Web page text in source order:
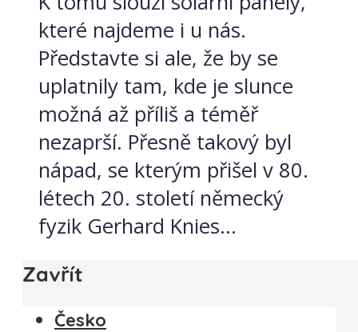
které najdeme i u nás.
Představte si ale, že by se
uplatnily tam, kde je slunce
možná až příliš a téměř
nezaprší. Přesně takový byl
nápad, se kterým přišel v 80.
létech 20. století německý
fyzik Gerhard Knies...
Zavřít
Česko